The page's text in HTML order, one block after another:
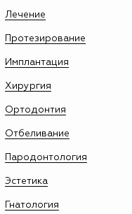
Лечение
Протезирование
Имплантация
Хирургия
Ортодонтия
Отбеливание
Пародонтология
Эстетика
Гнатология